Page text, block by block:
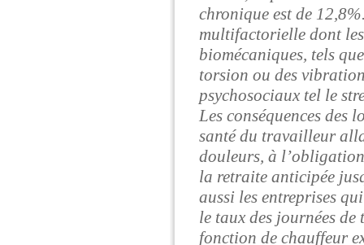
chronique est de
multifactorielle dont
biomécaniques, tels
torsion ou des
psychosociaux tel le
Les conséquences des
santé du travailleur
douleurs, à
la retraite anticipée
aussi les entreprises
le taux des journées
fonction de chauffeur